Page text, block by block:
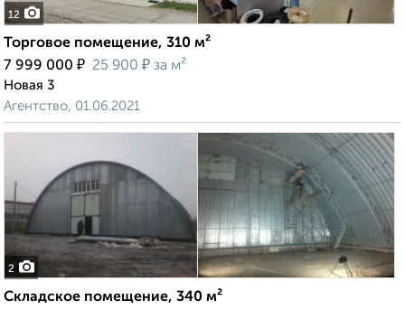
12
Торговое помещение, 310 м²
7 999 000 ₽ 25 900 ₽ за м²
Новая 3
Агентство, 01.06.2021
2
Складское помещение, 340 м²